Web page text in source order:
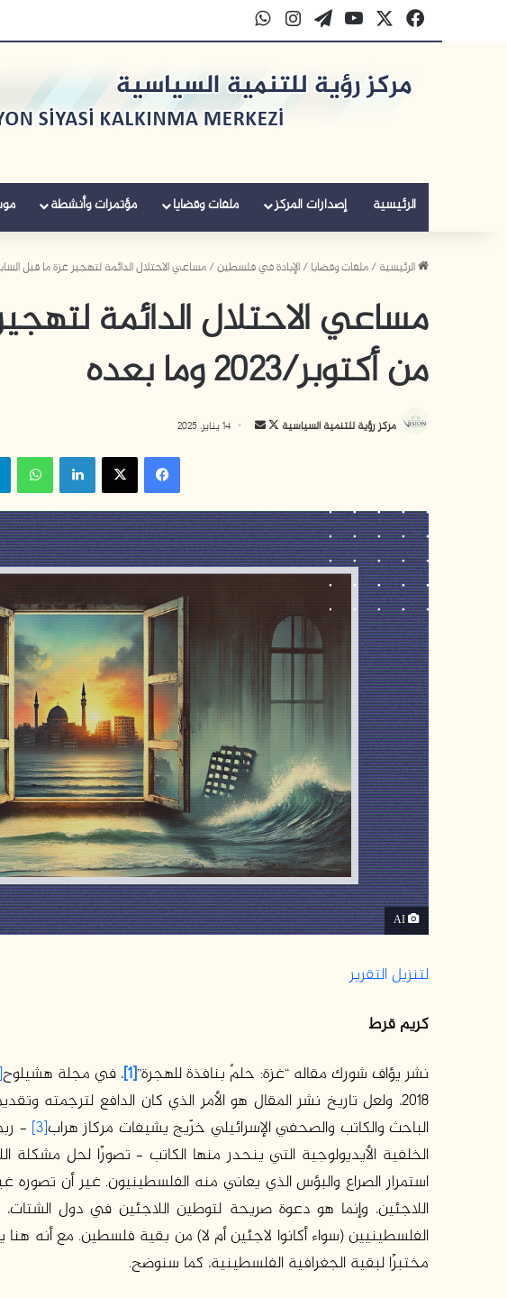
فيسبوك ‫YouTube
‫WordPress
انستقرام
الرئيسية إصدارات المركز ملفات وقضايا مؤتمرات وأنشطة
الرئيسية/ملفات وقضايا/الإبادة في فلسطين/مساعي الاحتلال الدائمة لتهجير غزة ما قبل السابع من
مساعي الاحتلال الدائمة
من أكتوبر/2023 وما بعده
مركز رؤية للتنمية السياسية
ت
ع
ل
ى
X
ب
ر
ي
د
ر
ن
ي
ا
14 يناير، 2025
فيسبوك ‫X لينكدإن واتساب
AI
لتنزيل التقرير
كريم قرط
نشر يؤاف شورك مقاله “غزة: حلمٌ بنافذة للهجرة”[1] ، في مجلة هشيلوح
2018، ولعل تاريخ نشر المقال هو الأمر الذي كان الدافع لترجمته
الباحث والكاتب والصحفي الإسرائيلي خرّيج يشيفات مركاز هراب[3]
–
الخلفية الأيديولوجية التي ينحدر منها الكاتب – تصورًا لحل مشكلة
استمرار الصراع والبؤس الذي يعاني منه الفلسطينيون. غير أن
اللاجئين، وإنما هو دعوة صريحة لتوطين اللاجئين في دول
الفلسطينيين (سواء أكانوا لاجئين أم لا) من بقية فلسطين. مع أنه
مختبرًا لبقية الجغرافية الفلسطينية، كما سنوضح.